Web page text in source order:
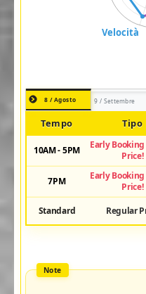
8 / Agosto 9 / Settembre
Tempo Tipo
10AM - 5PM
Early
Price!
7PM
Early
Price!
Standard Regular